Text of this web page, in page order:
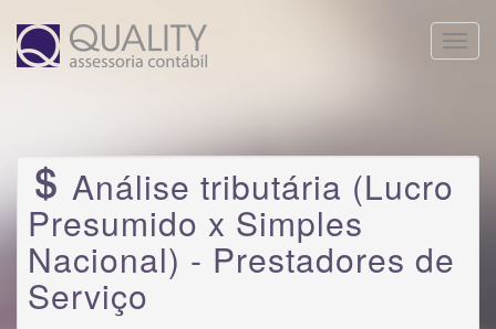
Toggle
Análise tributária (Lucro
Presumido x Simples
Nacional) - Prestadores de
Serviço